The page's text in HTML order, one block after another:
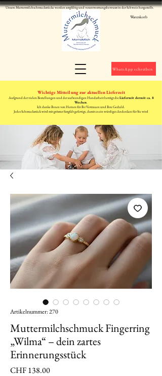
Unsere Muttermilchschmuckstücke werden sorgfältig und verantwortungsbewusst in der Schweiz hergestellt.
Warenkorb
WhatsApp schreiben
Wichtige Mitteilung zur aktuellen Lieferzeit
Aufgrund der vielen Bestellungen und der aufwendigen Handarbeit beträgt dieLieferzeit derzeit ca. 8
Wochen.
Ich danke Ihnen von Herzen für Ihr Vertrauen und Ihre Geduld.
Jedes Schmuckstück wird mit grösster Sorgfalt gefertigt, damit es ein würdiges Andenken für Sie wird
Artikelnummer: 270
Muttermilchschmuck Fingerring
„Wilma“ – dein zartes
Erinnerungsstück
CHF 138.00Preis